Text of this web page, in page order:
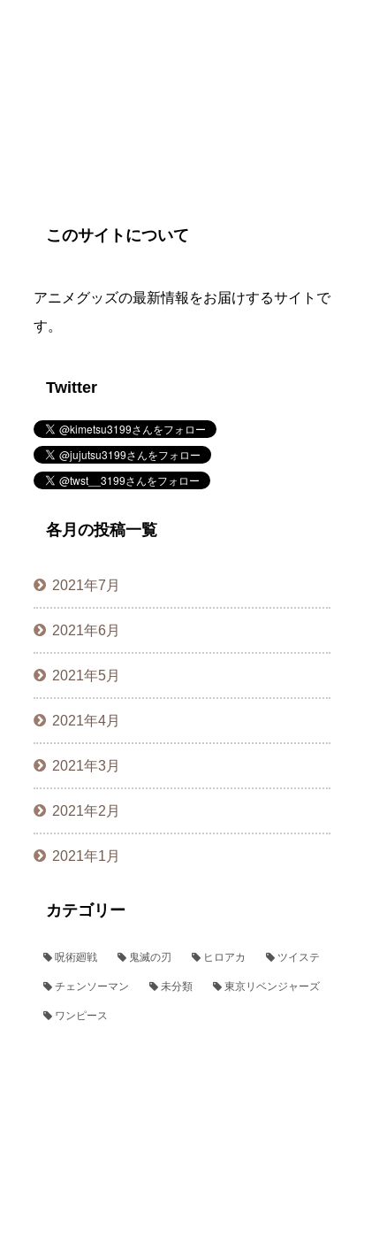
このサイトについて
アニメグッズの最新情報をお届けするサイトで
す。
Twitter
各月の投稿一覧
2021年7月
2021年6月
2021年5月
2021年4月
2021年3月
2021年2月
2021年1月
カテゴリー
呪術廻戦 鬼滅の刃 ヒロアカ ツイステ
チェンソーマン 未分類 東京リベンジャーズ
ワンピース